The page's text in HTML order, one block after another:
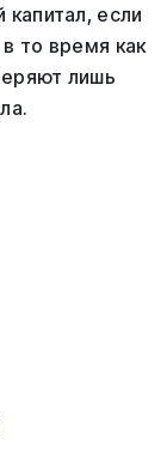
капитал, если
то время как
лишь